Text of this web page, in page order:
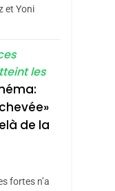
Pays
Le
et Yoni
les
de la
fortes n’a